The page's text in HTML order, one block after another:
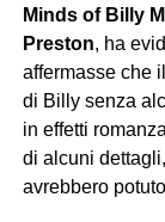
Minds of Billy
Preston, ha
affermasse che
di Billy senza
in effetti
di alcuni
avrebbero